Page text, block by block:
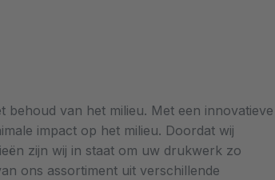
van het milieu. Met een
impact op het milieu. Doordat wij
zijn wij in staat om uw drukwerk zo
ons assortiment uit verschillende